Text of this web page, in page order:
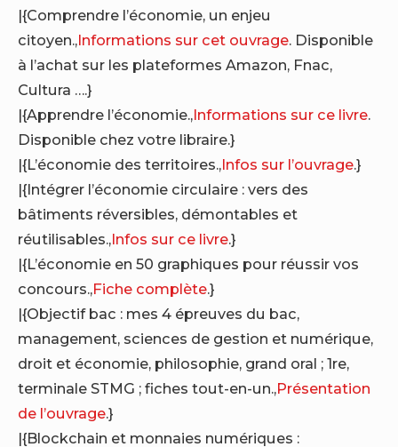
|{Comprendre l’économie, un enjeu
citoyen.,Informations sur cet ouvrage. Disponible
à l’achat sur les plateformes Amazon, Fnac,
Cultura ….}
|{Apprendre l’économie.,Informations sur ce livre.
Disponible chez votre libraire.}
|{L’économie des territoires.,Infos sur l’ouvrage.}
|{Intégrer l’économie circulaire : vers des
bâtiments réversibles, démontables et
réutilisables.,Infos sur ce livre.}
|{L’économie en 50 graphiques pour réussir vos
concours.,Fiche complète.}
|{Objectif bac : mes 4 épreuves du bac,
management, sciences de gestion et numérique,
droit et économie, philosophie, grand oral ; 1re,
terminale STMG ; fiches tout-en-un.,Présentation
de l’ouvrage.}
|{Blockchain et monnaies numériques :